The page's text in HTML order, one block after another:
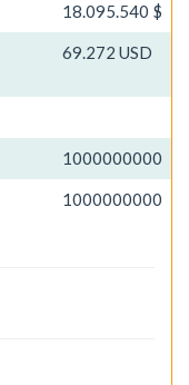
18.095.540 $
69.272 USD
1000000000
1000000000